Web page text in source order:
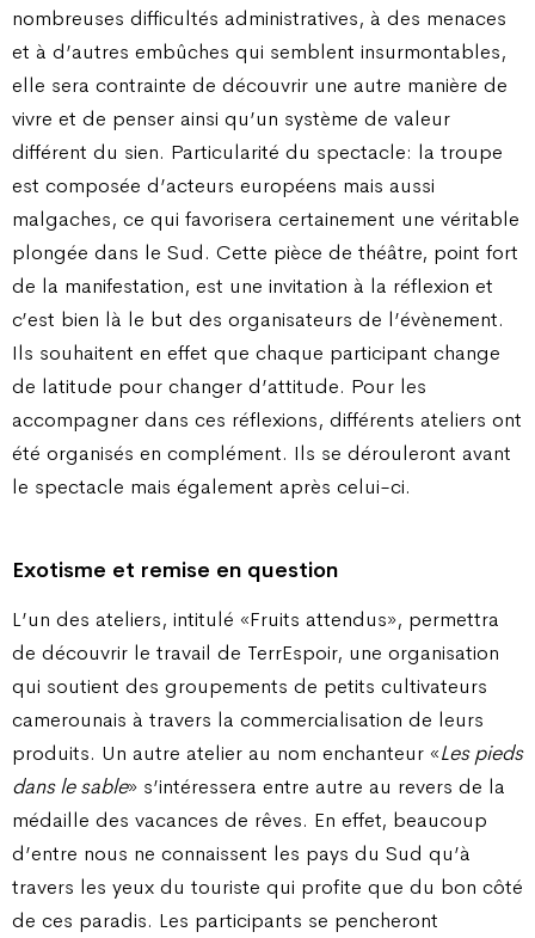
nombreuses difficultés administratives, à des menaces
et à d’autres embûches qui semblent insurmontables,
elle sera contrainte de découvrir une autre manière de
vivre et de penser ainsi qu’un système de valeur
différent du sien. Particularité du spectacle: la troupe
est composée d’acteurs européens mais aussi
malgaches, ce qui favorisera certainement une véritable
plongée dans le Sud. Cette pièce de théâtre, point fort
de la manifestation, est une invitation à la réflexion et
c’est bien là le but des organisateurs de l’évènement.
Ils souhaitent en effet que chaque participant change
de latitude pour changer d’attitude. Pour les
accompagner dans ces réflexions, différents ateliers ont
été organisés en complément. Ils se dérouleront avant
le spectacle mais également après celui-ci.
Exotisme et remise en question
L’un des ateliers, intitulé «Fruits attendus», permettra
de découvrir le travail de TerrEspoir, une organisation
qui soutient des groupements de petits cultivateurs
camerounais à travers la commercialisation de leurs
produits. Un autre atelier au nom enchanteur «Les pieds
dans le sable» s’intéressera entre autre au revers de la
médaille des vacances de rêves. En effet, beaucoup
d’entre nous ne connaissent les pays du Sud qu’à
travers les yeux du touriste qui profite que du bon côté
de ces paradis. Les participants se pencheront